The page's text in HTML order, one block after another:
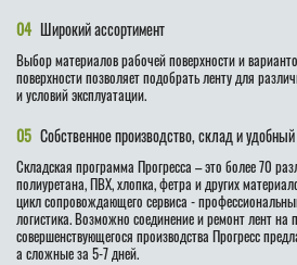
04 Широкий ассортимент
Выбор материалов рабочей поверхности и
поверхности позволяет подобрать ленту для
и условий эксплуатации.
05 Собственное производство, склад и
Складская программа Прогресса – это более 70
полиуретана, ПВХ, хлопка, фетра и других
цикл сопровождающего сервиса -
логистика. Возможно соединение и ремонт лент на
совершенствующегося производства Прогресс
а сложные за 5-7 дней.